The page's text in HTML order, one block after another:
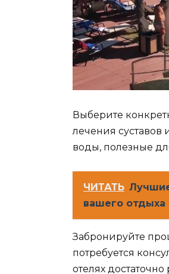
Выберите
лечения
воды, полезные
ЧИТАТЬ
вашего отдыха
Забронируйте
потребуется
отелях